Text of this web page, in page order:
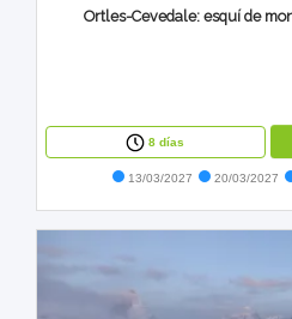
Ortles-Cevedale: esquí de
8 días
13/03/2027 20/03/2027